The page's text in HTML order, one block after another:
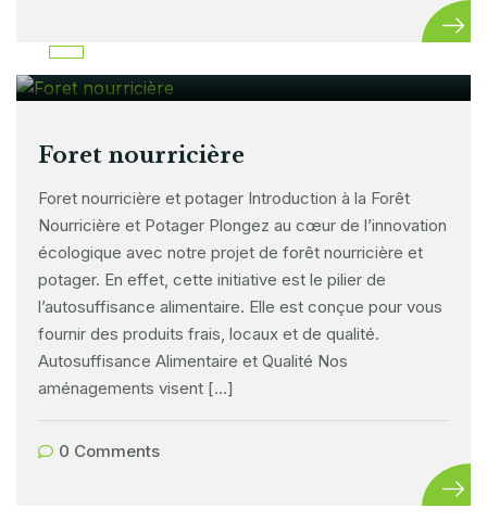
Foret nourricière
Foret nourricière et potager Introduction à la Forêt
Nourricière et Potager Plongez au cœur de l’innovation
écologique avec notre projet de forêt nourricière et
potager. En effet, cette initiative est le pilier de
l’autosuffisance alimentaire. Elle est conçue pour vous
fournir des produits frais, locaux et de qualité.
Autosuffisance Alimentaire et Qualité Nos
aménagements visent […]
0 Comments